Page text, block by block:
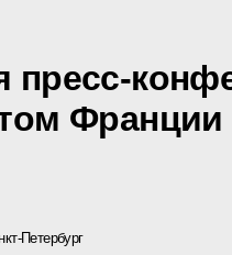
пресс-
Петербург